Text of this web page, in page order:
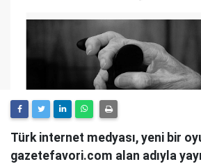
Türk internet medyası, yeni bir
gazetefavori.com alan adıyla